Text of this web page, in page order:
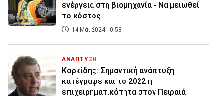
ενέργεια στη βιομηχανία - Να μειωθεί
το κόστος
14 Μάι 2024 10:58
ΑΝΑΠΤΥΞΗ
Κορκίδης: Σημαντική ανάπτυξη
κατέγραψε και το 2022 η
επιχειρηματικότητα στον Πειραιά